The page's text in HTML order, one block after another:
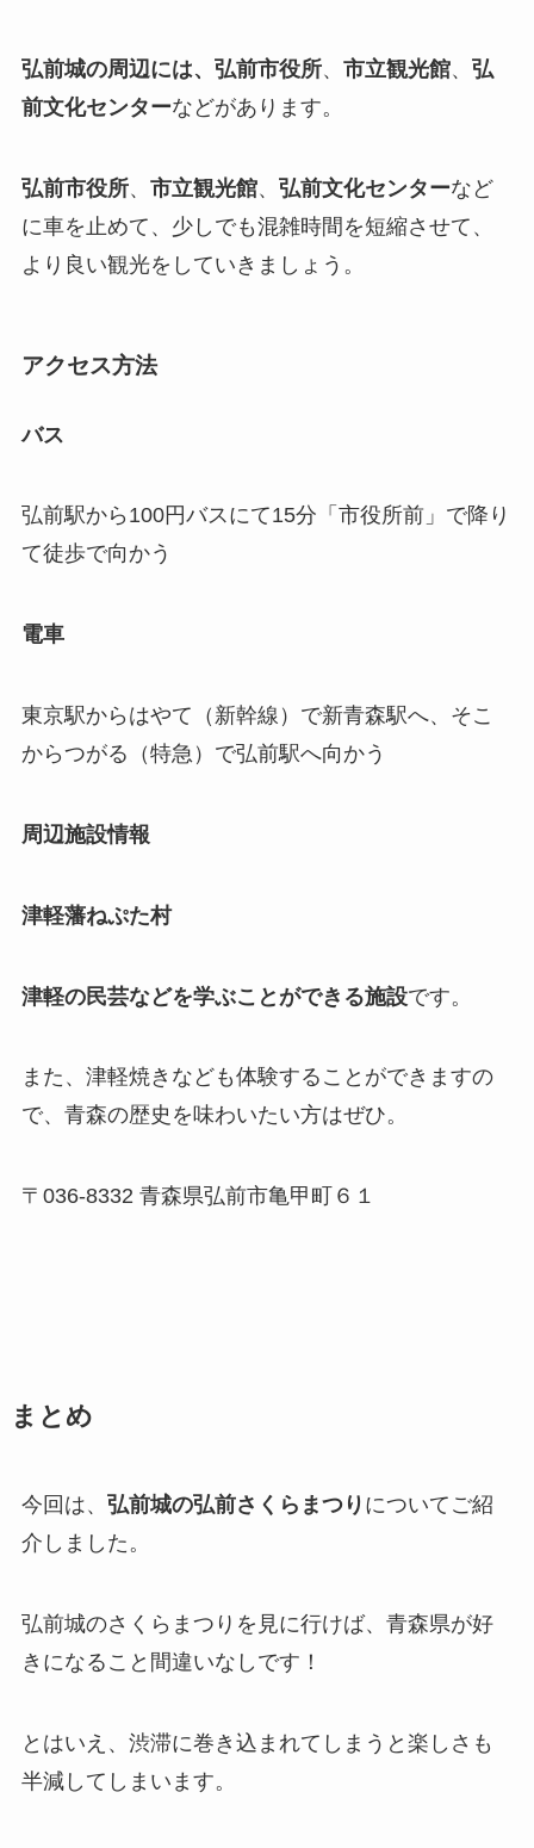
弘前城の周辺には、弘前市役所、 市立観光館、 弘
前文化センターなどがあります。
弘前市役所、 市立観光館、 弘前文化センターなど
に車を止めて、少しでも混雑時間を短縮させて、
より良い観光をしていきましょう。
アクセス方法
バス
弘前駅から100円バスにて15分 「市役所前」 で降り
て徒歩で向かう
電車
東京駅からはやて（新幹線）で新青森駅へ、そこ
からつがる（特急）で弘前駅へ向かう
周辺施設情報
津軽藩ねぷた村
津軽の民芸などを学ぶことができる施設です。
また、津軽焼きなども体験することができますの
で、青森の歴史を味わいたい方はぜひ。
〒 036-8332 青森県弘前市亀甲町６１
まとめ
今回は、 弘前城の弘前さくらまつり についてご紹
介しました。
弘前城のさくらまつりを見に行けば、青森県が好
きになること間違いなしです！
とはいえ、渋滞に巻き込まれてしまうと楽しさも
半減してしまいます。